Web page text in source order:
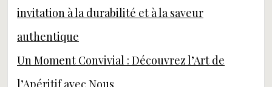
invitation à la durabilité et à la saveur
authentique
Un Moment Convivial : Découvrez l’Art de
l’Apéritif avec Nous